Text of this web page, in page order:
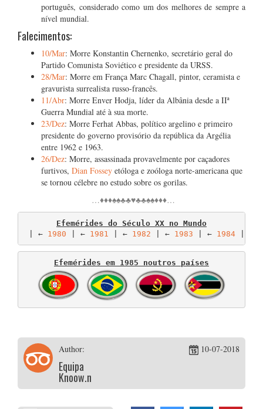
português, considerado como um dos melhores de sempre a
nível mundial.
Falecimentos:
10/Mar: Morre Konstantin Chernenko, secretário geral do
Partido Comunista Soviético e presidente da URSS.
28/Mar: Morre em França Marc Chagall, pintor, ceramista e
gravurista surrealista russo-francês.
11/Abr: Morre Enver Hodja, líder da Albânia desde a IIª
Guerra Mundial até à sua morte.
23/Dez: Morre Ferhat Abbas, político argelino e primeiro
presidente do governo provisório da república da Argélia
entre 1962 e 1963.
26/Dez: Morre, assassinada provavelmente por caçadores
furtivos, Dian Fossey etóloga e zoóloga norte-americana que
se tornou célebre no estudo sobre os gorilas.
…♦♦♦♠♠♣♣♥♣♣♠♠♦♦♦…
Efemérides do Século XX no Mundo
| ← 1980 | ← 1981 | ← 1982 | ← 1983 | ← 1984 |
Efemérides em 1985 noutros países
Author:
Equipa
Knoow.net
10-07-2018